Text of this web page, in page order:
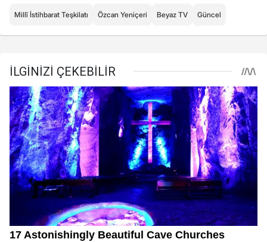
Millî İstihbarat Teşkilatı Özcan Yeniçeri Beyaz TV Güncel